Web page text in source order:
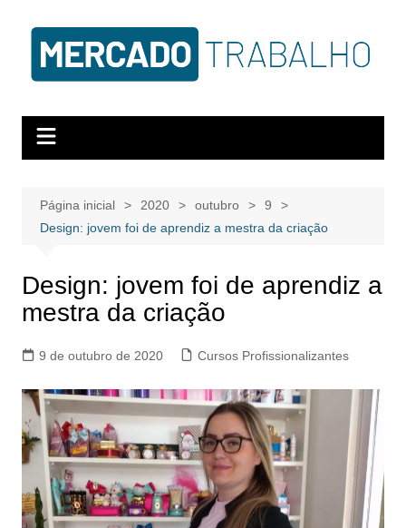
Página inicial 2020 outubro
9
Design: jovem foi de aprendiz a mestra da criação
Design: jovem foi de aprendiz a
mestra da criação
9 de outubro de 2020 Cursos Profissionalizantes